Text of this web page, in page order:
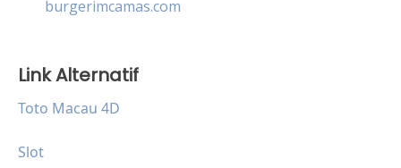
burgerimcamas.com
Link Alternatif
Toto Macau 4D
Slot